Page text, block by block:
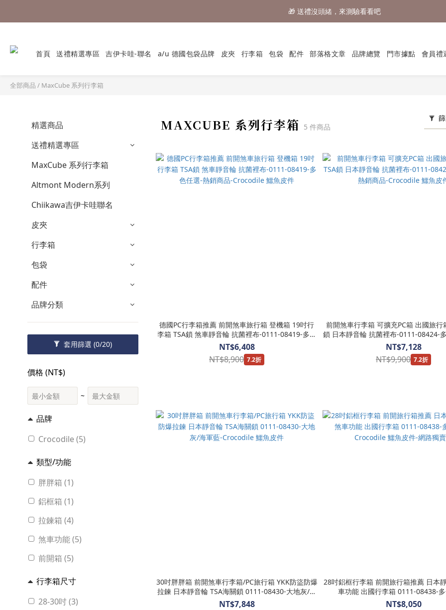
⌛行李箱結帳 72折 至8/9止
🎁 送禮沒頭緒，來測驗看看吧
首頁 送禮精選專區 吉伊卡哇-聯名 a/u 德國包袋品牌 皮夾 行李箱 包袋 配件 部落格文章 品牌總覽 門市據點 會員禮
全部商品 / MaxCube 系列行李箱
精選商品
送禮精選專區
MaxCube 系列行李箱
Altmont Modern系列
Chiikawa吉伊卡哇聯名
皮夾
行李箱
包袋
配件
品牌分類
套用篩選 (0/20)
價格 (NT$)
~
品牌
Crocodile (5)
類型/功能
胖胖箱 (1)
鋁框箱 (1)
拉鍊箱 (4)
煞車功能 (5)
前開箱 (5)
行李箱尺寸
28-30吋 (3)
MAXCUBE 系列行李箱 5 件商品
德國PC行李箱推薦 前開煞車旅行箱 登機箱 19吋行
李箱 TSA鎖 煞車靜音輪 抗菌裡布-0111-08419-多色
任選-熱銷商品-Crocodile 鱷魚皮件
NT$6,408
NT$8,900 7.2折
前開煞車行李箱 可擴充PC箱 出國旅行
鎖 日本靜音輪 抗菌裡布-0111-08424-
商品-Crocodile 鱷魚皮件
NT$7,128
NT$9,900 7.2折
30吋胖胖箱 前開煞車行李箱/PC旅行箱 YKK防盜防爆
拉鍊 日本靜音輪 TSA海關鎖 0111-08430-大地灰/海
軍藍-Crocodile 鱷魚皮件
NT$7,848
28吋鋁框行李箱 前開旅行箱推薦 日本
車功能 出國行李箱 0111-08438-
Crocodile 鱷魚皮件-網路獨賣
NT$8,050